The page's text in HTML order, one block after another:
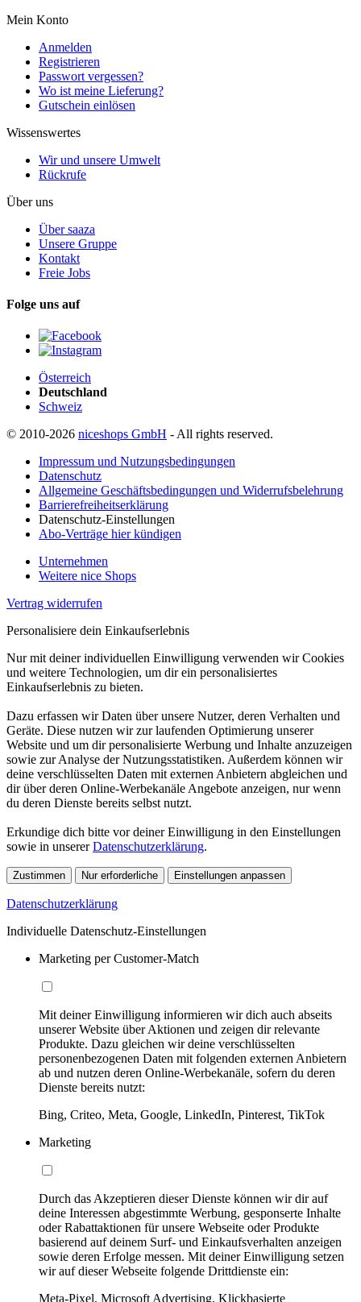
Mein Konto
Anmelden
Registrieren
Passwort vergessen?
Wo ist meine Lieferung?
Gutschein einlösen
Wissenswertes
Wir und unsere Umwelt
Rückrufe
Über uns
Über saaza
Unsere Gruppe
Kontakt
Freie Jobs
Folge uns auf
Österreich
Deutschland
Schweiz
© 2010-2026 niceshops GmbH - All rights reserved.
Impressum und Nutzungsbedingungen
Datenschutz
Allgemeine Geschäftsbedingungen und Widerrufsbelehrung
Barrierefreiheitserklärung
Datenschutz-Einstellungen
Abo-Verträge hier kündigen
Unternehmen
Weitere nice Shops
Vertrag widerrufen
Personalisiere dein Einkaufserlebnis
Nur mit deiner individuellen Einwilligung verwenden wir Cookies
und weitere Technologien, um dir ein personalisiertes
Einkaufserlebnis zu bieten.
Dazu erfassen wir Daten über unsere Nutzer, deren Verhalten und
Geräte. Diese nutzen wir zur laufenden Optimierung unserer
Website und um dir personalisierte Werbung und Inhalte anzuzeigen
sowie zur Analyse der Nutzungsstatistiken. Außerdem können wir
deine verschlüsselten Daten mit externen Anbietern abgleichen und
dir über deren Online-Werbekanäle Angebote anzeigen, nur wenn
du deren Dienste bereits selbst nutzt.
Erkundige dich bitte vor deiner Einwilligung in den Einstellungen
sowie in unsererDatenschutzerklärung.
Zustimmen Nur erforderliche Einstellungen anpassen
Datenschutzerklärung
Individuelle Datenschutz-Einstellungen
Marketing per Customer-Match
Mit deiner Einwilligung informieren wir dich auch abseits
unserer Website über Aktionen und zeigen dir relevante
Produkte. Dazu gleichen wir deine verschlüsselten
personenbezogenen Daten mit folgenden externen Anbietern
ab und nutzen deren Online-Werbekanäle, sofern du deren
Dienste bereits nutzt:
Bing, Criteo, Meta, Google, LinkedIn, Pinterest, TikTok
Marketing
Durch das Akzeptieren dieser Dienste können wir dir auf
deine Interessen abgestimmte Werbung, gesponserte Inhalte
oder Rabattaktionen für unsere Webseite oder Produkte
basierend auf deinem Surf- und Einkaufsverhalten anzeigen
sowie deren Erfolge messen. Mit deiner Einwilligung setzen
wir auf dieser Webseite folgende Drittdienste ein:
Meta-Pixel, Microsoft Advertising, Klickbasierte